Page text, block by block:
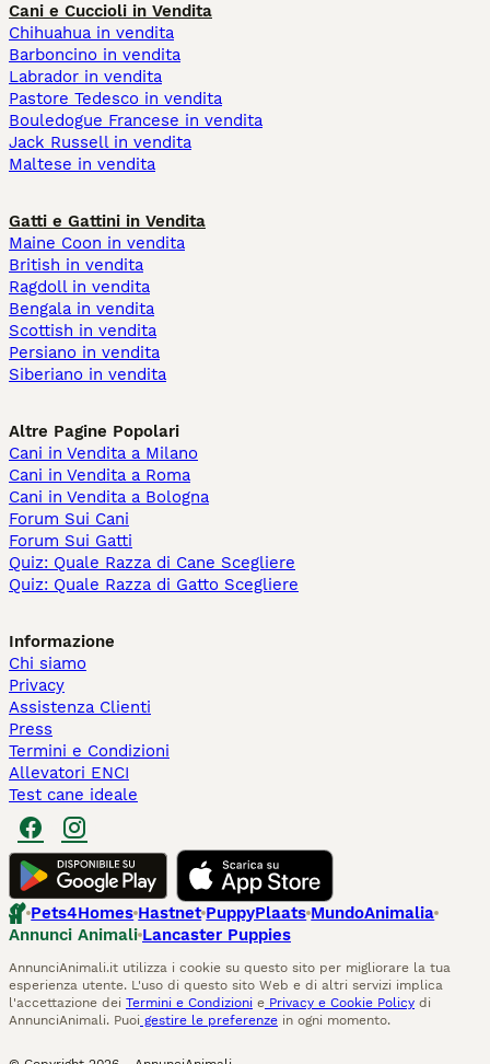
Cani e Cuccioli in Vendita
Chihuahua in vendita
Barboncino in vendita
Labrador in vendita
Pastore Tedesco in vendita
Bouledogue Francese in vendita
Jack Russell in vendita
Maltese in vendita
Gatti e Gattini in Vendita
Maine Coon in vendita
British in vendita
Ragdoll in vendita
Bengala in vendita
Scottish in vendita
Persiano in vendita
Siberiano in vendita
Altre Pagine Popolari
Cani in Vendita a Milano
Cani in Vendita a Roma
Cani in Vendita a Bologna
Forum Sui Cani
Forum Sui Gatti
Quiz: Quale Razza di Cane Scegliere
Quiz: Quale Razza di Gatto Scegliere
Informazione
Chi siamo
Privacy
Assistenza Clienti
Press
Termini e Condizioni
Allevatori ENCI
Test cane ideale
Pets4Homes Hastnet PuppyPlaats MundoAnimalia
Annunci Animali Lancaster Puppies
AnnunciAnimali.it utilizza i cookie su questo sito per migliorare la tua
esperienza utente. L'uso di questo sito Web e di altri servizi implica
l'accettazione dei Termini e Condizioni e Privacy e Cookie Policy di
AnnunciAnimali. Puoi gestire le preferenze in ogni momento.